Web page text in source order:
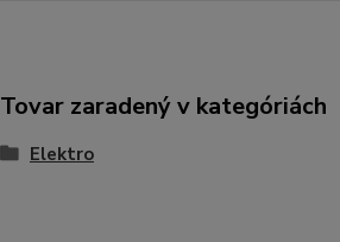
Tovar zaradený v kategóriách
Elektro